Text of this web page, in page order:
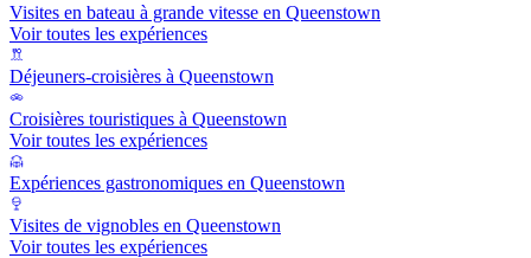
Visites en bateau à grande vitesse en Queenstown
Voir toutes les expériences
Déjeuners-croisières à Queenstown
Croisières touristiques à Queenstown
Voir toutes les expériences
Expériences gastronomiques en Queenstown
Visites de vignobles en Queenstown
Voir toutes les expériences